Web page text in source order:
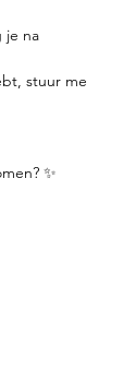
je na
stuur me
✨